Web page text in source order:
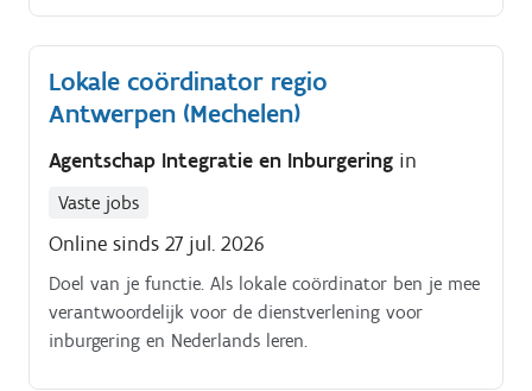
Lokale coördinator regio
Antwerpen (Mechelen)
Agentschap Integratie en Inburgering in
Vaste jobs
Online sinds 27 jul. 2026
Doel van je functie. Als lokale coördinator ben je mee
verantwoordelijk voor de dienstverlening voor
inburgering en Nederlands leren.